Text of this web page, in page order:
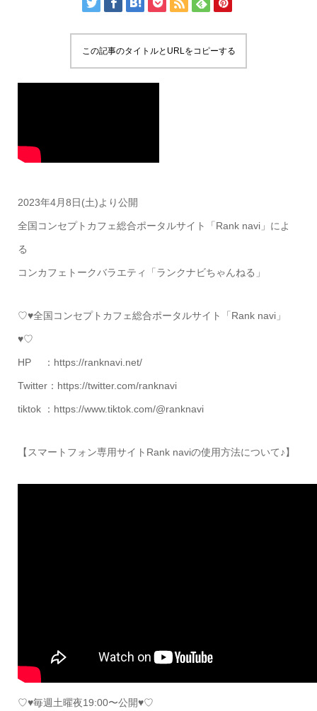
この記事のタイトルとURLをコピーする
2023年4月8日(土)より公開
全国コンセプトカフェ総合ポータルサイト「Rank navi」によ
る
コンカフェトークバラエティ「ランクナビちゃんねる」
♡♥全国コンセプトカフェ総合ポータルサイト「Rank navi」
♥♡
HP ：https://ranknavi.net/
Twitter：https://twitter.com/ranknavi
tiktok ：https://www.tiktok.com/@ranknavi
【スマートフォン専用サイトRank naviの使用方法について♪】
♡♥毎週土曜夜19:00〜公開♥♡